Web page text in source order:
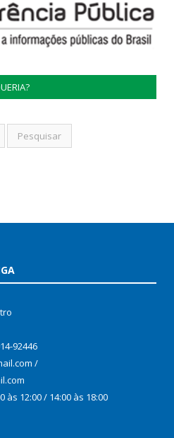
92446
/
12:00 / 14:00 às 18:00